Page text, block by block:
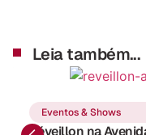
Leia também...
Eventos & Shows
Réveillon na